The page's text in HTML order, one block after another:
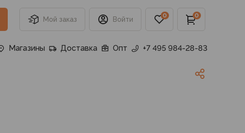
Мой заказ Войти 0 0
Магазины Доставка Опт +7 495 984-28-83